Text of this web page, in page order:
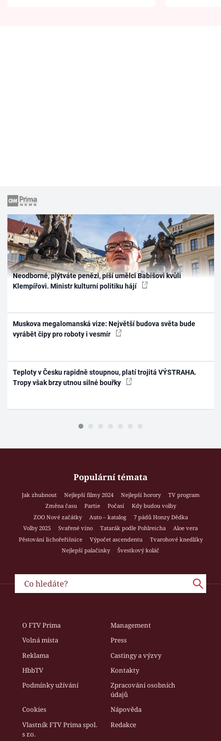
Neodborné, plýtváte penězi, píší umělci Babišovi kvůli
Klempířovi. Ministr kulturní politiku hájí
Muskova megalomanská vize: Největší budova světa bude
vyrábět čipy pro roboty i vesmír
Teploty v Česku rapidně stoupnou, platí trojitá VÝSTRAHA.
Tropy však brzy utnou silné bouřky
Populární témata
Jak zhubnout Nejlepší filmy 2024 Nejlepší horory
TV program
Změna času
Partie Počasí
Kdy budou volby
ZOO Nové začátky
Auto – katalog
7 pádů Honzy Dědka
Volby 2025
Svařené víno Tatarák podle Pohlreicha
Aloe vera
Pěstování lichořeřišnice
Výpočet ascendentu
Tvarohové knedlíky
Nejlepší palačinky
Švestkový koláč
O FTV Prima
Management
Volná místa
Press
Reklama
Castingy a výzvy
HbbTV
Kontakty
Podmínky užívání
Zpracování osobních
údajů
Cookies
Nápověda
Vlastník FTV Prima spol.
s r.o.
Redakce